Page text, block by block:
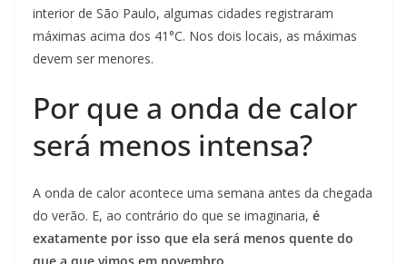
interior de São Paulo, algumas cidades registraram
máximas acima dos 41°C. Nos dois locais, as máximas
devem ser menores.
Por que a onda de calor
será menos intensa?
A onda de calor acontece uma semana antes da chegada
do verão. E, ao contrário do que se imaginaria, é
exatamente por isso que ela será menos quente do